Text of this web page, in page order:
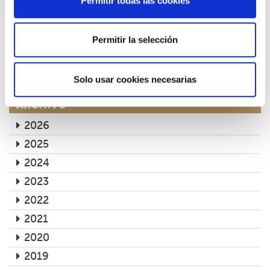
Permitir la selección
Solo usar cookies necesarias
Entrevista en Onda Cero
22/04/2026
ARCHIVO
2026
2025
2024
2023
2022
2021
2020
2019